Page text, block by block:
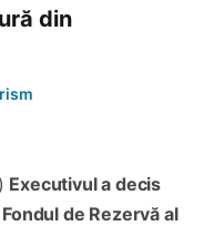
din
Executivul a decis
de Rezervă al